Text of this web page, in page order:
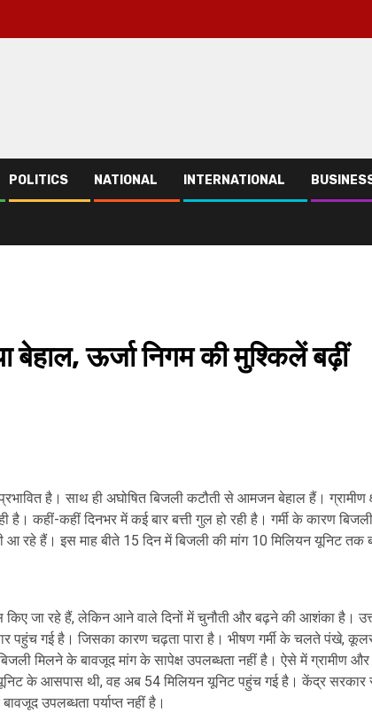
POLITICS NATIONAL INTERNATIONAL
बेहाल, ऊर्जा निगम की मुश्किलें बढ़ीं
है। साथ ही अघोषित बिजली कटौती से आमजन बेहाल हैं। ग्रामीण
है। कहीं-कहीं दिनभर में कई बार बत्ती गुल हो रही है। गर्मी के कारण
रहे हैं। इस माह बीते 15 दिन में बिजली की मांग 10 मिलियन यूनिट तक
किए जा रहे हैं, लेकिन आने वाले दिनों में चुनौती और बढ़ने की आशंका है।
पहुंच गई है। जिसका कारण चढ़ता पारा है। भीषण गर्मी के चलते पंखे,
मिलने के बावजूद मांग के सापेक्ष उपलब्धता नहीं है। ऐसे में ग्रामीण और
यूनिट के आसपास थी, वह अब 54 मिलियन यूनिट पहुंच गई है। केंद्र सरकार
उपलब्धता पर्याप्त नहीं है।